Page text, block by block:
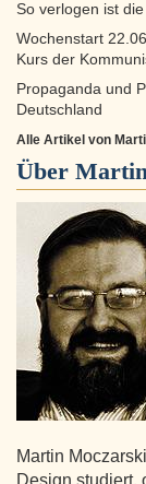
So verlogen ist die
Wochenstart
Kurs der
Propaganda und
Deutschland
Alle Artikel von
Über
Martin
Design studiert,